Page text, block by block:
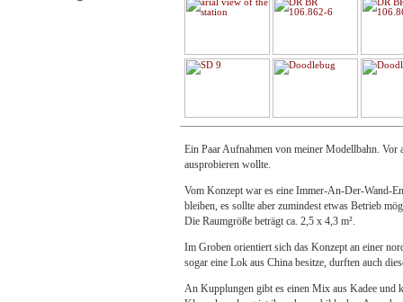
Ein Paar Aufnahmen von meiner Modellbahn.
ausprobieren wollte.
Vom Konzept war es eine Immer-An-Der-Wand-
bleiben, es sollte aber zumindest etwas Betrieb
Die Raumgröße beträgt ca. 2,5 x 4,3 m².
Im Groben orientiert sich das Konzept an einer
sogar eine Lok aus China besitze, durften auch
An Kupplungen gibt es einen Mix aus Kadee und